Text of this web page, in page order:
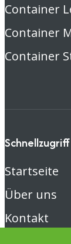
Container
Container
Container
Schnellzugriff
Startseite
Über uns
Kontakt